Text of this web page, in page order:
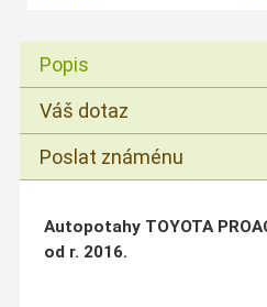
Popis
Váš dotaz
Poslat známénu
Autopotahy TOYOTA
od r. 2016.